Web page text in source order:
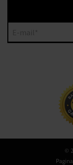
©